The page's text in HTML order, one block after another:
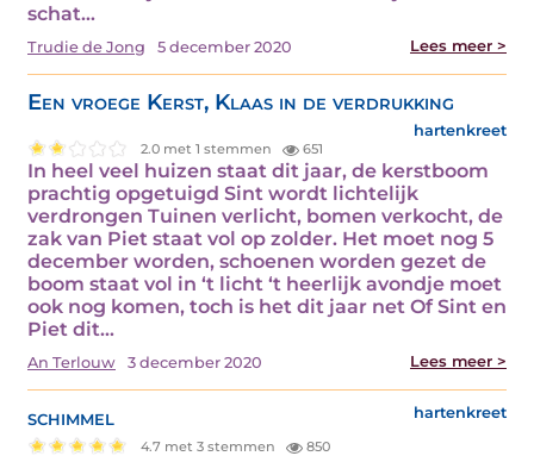
schat…
Trudie de Jong 5 december 2020 Lees meer >
Een vroege Kerst, Klaas in de verdrukking
hartenkreet
2.0 met 1 stemmen 651
In heel veel huizen staat dit jaar, de kerstboom
prachtig opgetuigd Sint wordt lichtelijk
verdrongen Tuinen verlicht, bomen verkocht, de
zak van Piet staat vol op zolder. Het moet nog 5
december worden, schoenen worden gezet de
boom staat vol in ‘t licht ‘t heerlijk avondje moet
ook nog komen, toch is het dit jaar net Of Sint en
Piet dit…
An Terlouw 3 december 2020 Lees meer >
schimmel hartenkreet
4.7 met 3 stemmen 850